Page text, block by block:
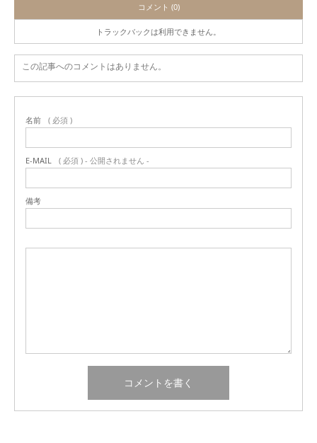
コメント (0)
トラックバックは利用できません。
この記事へのコメントはありません。
名前 ( 必須 )
E-MAIL ( 必須 ) - 公開されません -
備考